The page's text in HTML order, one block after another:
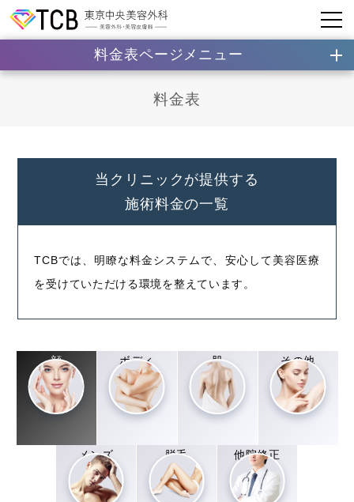
料金表
当クリニックが提供する
施術料金の一覧
TCBでは、明瞭な料金システムで、安心して美容医療
を受けていただける環境を整えています。
料金表ページメニュー
顔 ボディ 肌 その他
メンズ 脱毛 他院修正